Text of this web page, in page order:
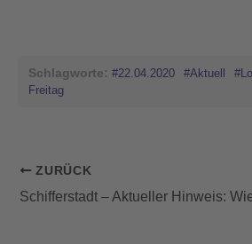
Schlagworte: #22.04.2020 #Aktuell
Freitag
ZURÜCK